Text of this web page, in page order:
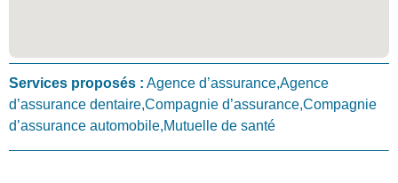
Services proposés : Agence d’assurance,Agence
d’assurance dentaire,Compagnie d’assurance,Compagnie
d’assurance automobile,Mutuelle de santé